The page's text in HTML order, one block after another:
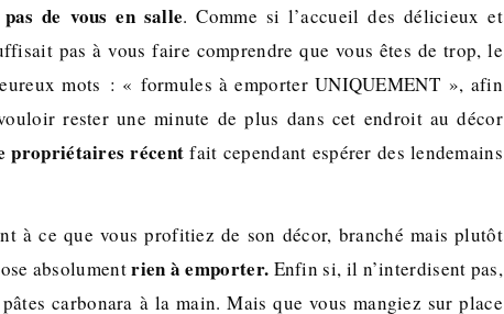
de vous en salle. Comme si l’accueil des délicieux et
pas à vous faire comprendre que vous êtes de trop, le
mots : « formules à emporter UNIQUEMENT », afin
rester une minute de plus dans cet endroit au décor
propriétaires récent fait cependant espérer des lendemains
à ce que vous profitiez de son décor, branché mais plutôt
absolumentrien à emporter. Enfin si, il n’interdisent pas,
carbonara à la main. Mais que vous mangiez sur place